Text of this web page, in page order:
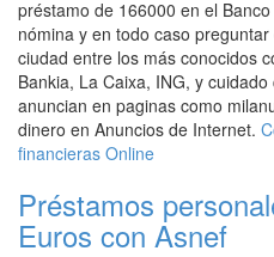
préstamo de 166000 en el
nómina y en todo caso
ciudad entre los más conocidos
Bankia, La Caixa, ING, y
anuncian en paginas como
dinero en Anuncios de Internet.
financieras Online
Préstamos
Euros con Asnef